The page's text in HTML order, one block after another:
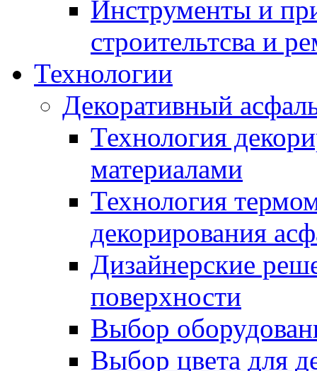
Инструменты и
строительтсва и
Технологии
Декоративный
Технология
материалами
Технология
декорирования
Дизайнерские
поверхности
Выбор
Выбор цвета для